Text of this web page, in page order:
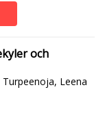
och
Turpeenoja, Leena